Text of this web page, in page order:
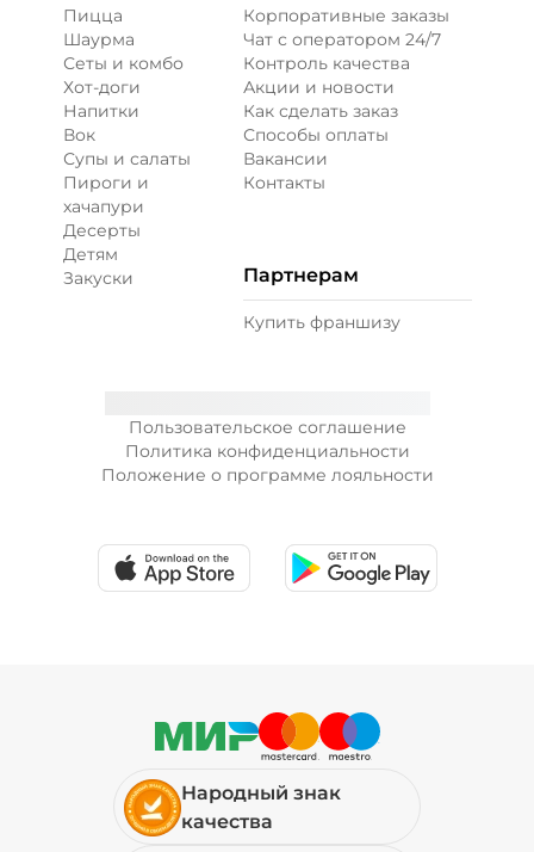
Пользовательское соглашение
Политика конфиденциальности
Положение о программе лояльности
Пицца
Шаурма
Сеты и комбо
Хот-доги
Напитки
Вок
Супы и салаты
Пироги и
хачапури
Десерты
Детям
Закуски
Корпоративные заказы
Чат с оператором 24/7
Контроль качества
Акции и новости
Как сделать заказ
Способы оплаты
Вакансии
Контакты
Партнерам
Купить франшизу
Народный знак
качества